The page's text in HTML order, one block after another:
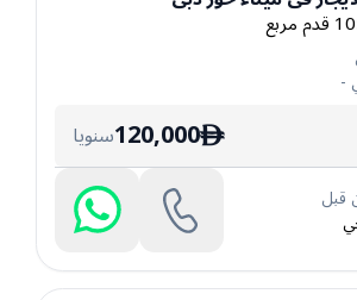
قدم مربع
-
ê
120,000سنويا
قبل